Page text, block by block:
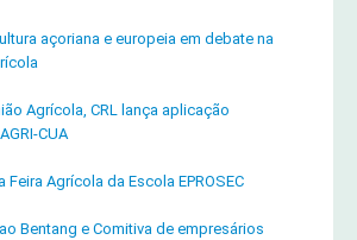
açoriana e europeia em debate na
Agrícola, CRL lança aplicação
CUA
Feira Agrícola da Escola EPROSEC
Bentang e Comitiva de empresários